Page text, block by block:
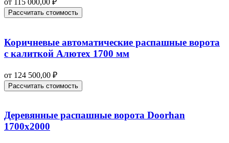
от 115 000,00 ₽
Рассчитать стоимость
Коричневые автоматические распашные ворота
с калиткой Алютех 1700 мм
от 124 500,00 ₽
Рассчитать стоимость
Деревянные распашные ворота Doorhan
1700х2000